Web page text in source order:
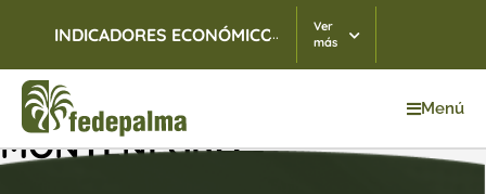
INDICADORES ECONÓMICOS TRM 10/08/2026
...
Ver
más
Menú
MONTENEGRO